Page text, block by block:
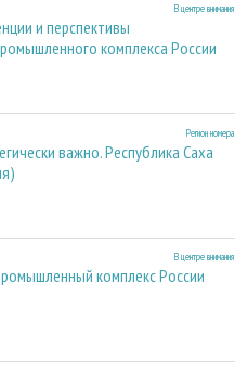
В центре внимания
и перспективы
комплекса России
Регион номера
важно. Республика Саха
В центре внимания
комплекс России